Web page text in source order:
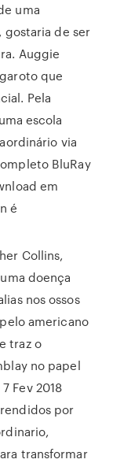
uma
de ser
Auggie
que
Pela
escola
via
BluRay
em
é
Collins,
doença
nos ossos
americano
traz o
no papel
Fev 2018
por
transformar